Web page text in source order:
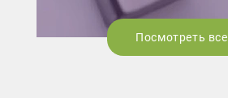
Посмотреть все